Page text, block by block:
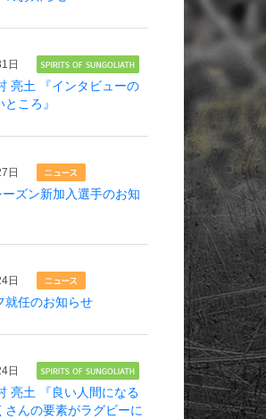
日
亮土 『インタビューの
ころ』
日
ズン新加入選手のお知
日
就任のお知らせ
日
亮土 『良い人間になる
さんの要素がラグビーに